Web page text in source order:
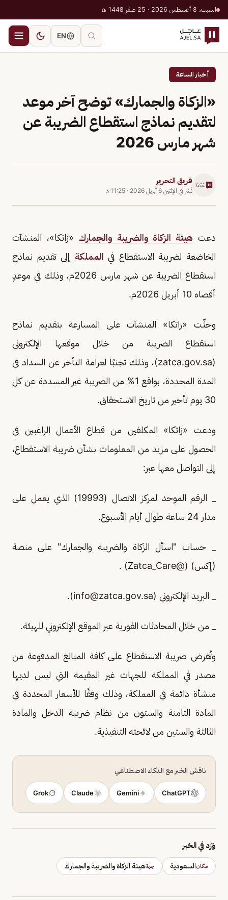
السبت، 8 أغسطس 2026 · 25 صفر 1448 هـ
EN
أخبار الساعة
«الزكاة والجمارك» توضح آخر موعد
لتقديم نماذج استقطاع الضريبة عن
شهر مارس 2026
فريق التحرير
نُشر في الإثنين 6 أبريل 2026 · 11:25 م
دعت هيئة الزكاة والضريبة والجمارك «زاتكا»، المنشآت
الخاضعة لضريبة الاستقطاع في المملكة إلى تقديم نماذج
استقطاع الضريبة عن شهر مارس 2026م، وذلك في موعدٍ
أقصاه 10 أبريل 2026م.
وحثّت «زاتكا» المنشآت على المسارعة بتقديم نماذج
استقطاع الضريبة من خلال موقعها الإلكتروني
(zatca.gov.sa)، وذلك تجنبًا لغرامة التأخر عن السداد في
المدة المحددة، بواقع 1% من الضريبة غير المسددة عن كل
30 يوم تأخير من تاريخ الاستحقاق.
ودعت «زاتكا» المكلفين من قطاع الأعمال الراغبين في
الحصول على مزيد من المعلومات بشأن ضريبة الاستقطاع،
إلى التواصل معها عبر:
_ الرقم الموحد لمركز الاتصال (19993) الذي يعمل على
مدار 24 ساعة طوال أيام الأسبوع.
_ حساب "اسأل الزكاة والضريبة والجمارك" على منصة
(إكس) (@Zatca_Care) .
_ البريد الإلكتروني (info@zatca.gov.sa
).
_ من خلال المحادثات الفورية عبر الموقع الإلكتروني للهيئة.
وتُفرض ضريبة الاستقطاع على كافة المبالغ المدفوعة من
مصدر في المملكة للجهات غير المقيمة التي ليس لديها
منشأة دائمة في المملكة، وذلك وفقًا للأسعار المحددة في
المادة الثامنة والستون من نظام ضريبة الدخل والمادة
الثالثة والستين من لائحته التنفيذية.
ناقش الخبر مع الذكاء الاصطناعي
ChatGPT
Gemini
Claude
Grok
وَرَد في الخبر
مكانالسعودية جهةهيئة الزكاة والضريبة والجمارك